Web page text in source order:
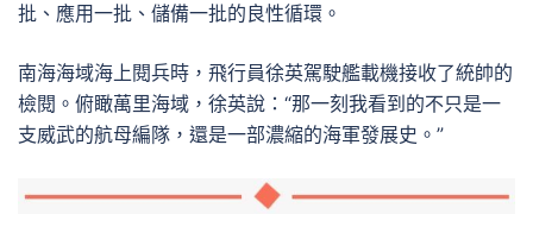
批、應用一批、儲備一批的良性循環。
南海海域海上閱兵時，飛行員徐英駕駛艦載機接收了統帥的
檢閱。俯瞰萬里海域，徐英說：“那一刻我看到的不只是一
支威武的航母編隊，還是一部濃縮的海軍發展史。”